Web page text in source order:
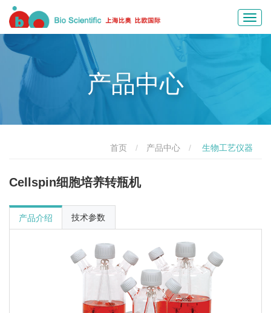
产品中心
首页 产品中心 生物工艺仪器
Cellspin细胞培养转瓶机
产品介绍 技术参数